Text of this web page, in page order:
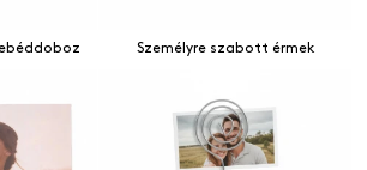
Személyre szabott érmek